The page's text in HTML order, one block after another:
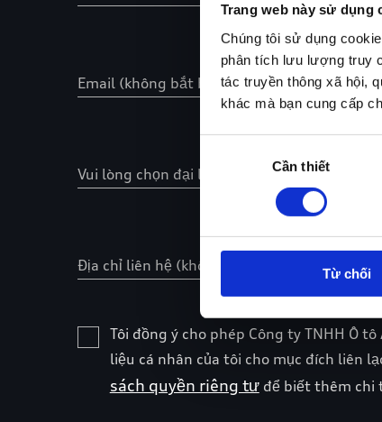
Trang web này sử dụng
Chúng tôi sử dụng
phân tích lưu lượng truy
tác truyền thông xã hội,
khác mà bạn cung cấp
chọn
chấp
Cần thiết
Từ chối